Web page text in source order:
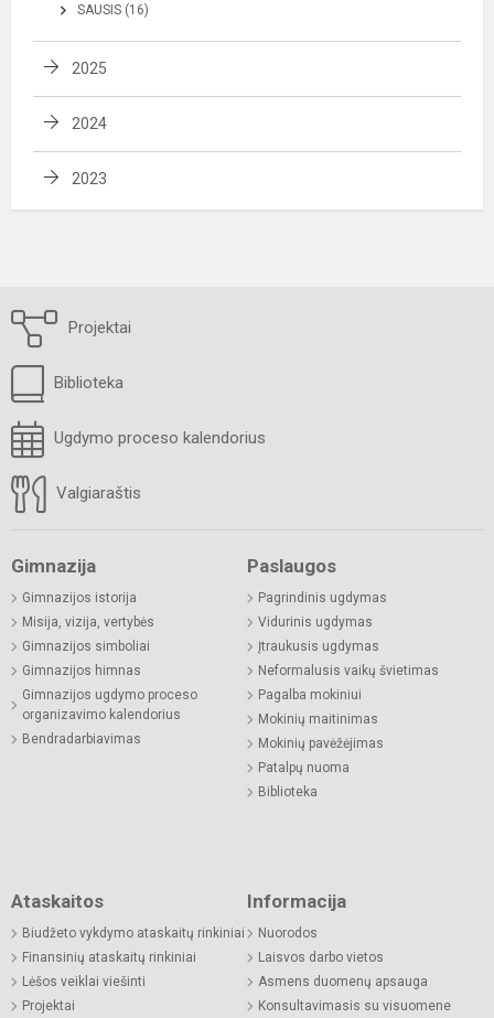
SAUSIS (16)
2025
2024
2023
Projektai
Biblioteka
Ugdymo proceso kalendorius
Valgiaraštis
Gimnazija
Gimnazijos istorija
Misija, vizija, vertybės
Gimnazijos simboliai
Gimnazijos himnas
Gimnazijos ugdymo proceso
organizavimo kalendorius
Bendradarbiavimas
Paslaugos
Pagrindinis ugdymas
Vidurinis ugdymas
Įtraukusis ugdymas
Neformalusis vaikų švietimas
Pagalba mokiniui
Mokinių maitinimas
Mokinių pavėžėjimas
Patalpų nuoma
Biblioteka
Ataskaitos
Biudžeto vykdymo ataskaitų rinkiniai
Finansinių ataskaitų rinkiniai
Lėšos veiklai viešinti
Projektai
Informacija
Nuorodos
Laisvos darbo vietos
Asmens duomenų apsauga
Konsultavimasis su visuomene